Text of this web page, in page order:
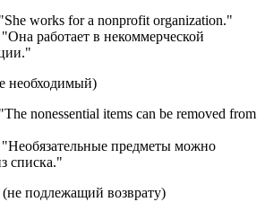
She works for a nonprofit organization."
работает в некоммерческой
необходимый)
The nonessential items can be removed from
предметы можно
списка."
(не подлежащий возврату)